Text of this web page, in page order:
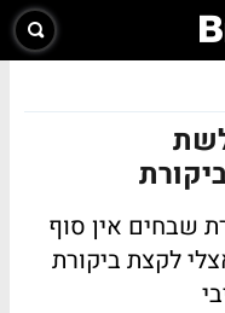
שבחים אין סוף
לקצת ביקורת